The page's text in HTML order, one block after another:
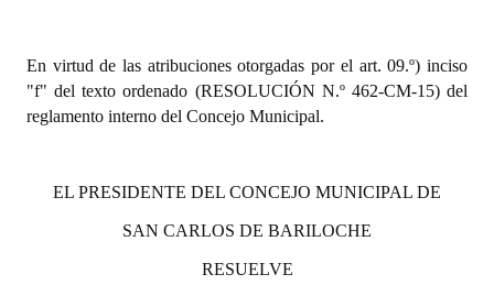
Informes de Unidad Coordinadora
Actas de Audiencias Públicas
Comunicaciones
Declaraciones
En virtud de las atribuciones otorgadas por el art. 09.º) inciso
"f" del texto ordenado (RESOLUCIÓN N.º 462-CM-15) del
reglamento interno del Concejo Municipal.
EL PRESIDENTE DEL CONCEJO MUNICIPAL DE
SAN CARLOS DE BARILOCHE
RESUELVE